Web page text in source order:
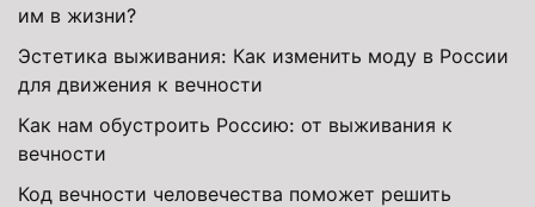
им в жизни?
Эстетика выживания: Как изменить моду в России
для движения к вечности
Как нам обустроить Россию: от выживания к
вечности
Код вечности человечества поможет решить